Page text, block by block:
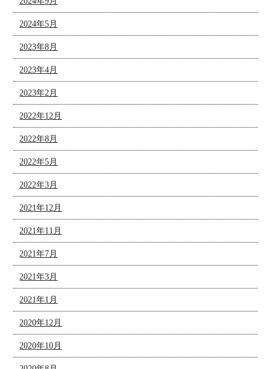
2024年5月
2023年8月
2023年4月
2023年2月
2022年12月
2022年8月
2022年5月
2022年3月
2021年12月
2021年11月
2021年7月
2021年3月
2021年1月
2020年12月
2020年10月